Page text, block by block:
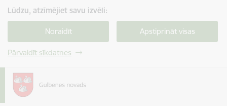
Lūdzu, atzīmējiet savu izvēli:
Noraidīt Apstiprināt visas
Pārvaldīt sīkdatnes